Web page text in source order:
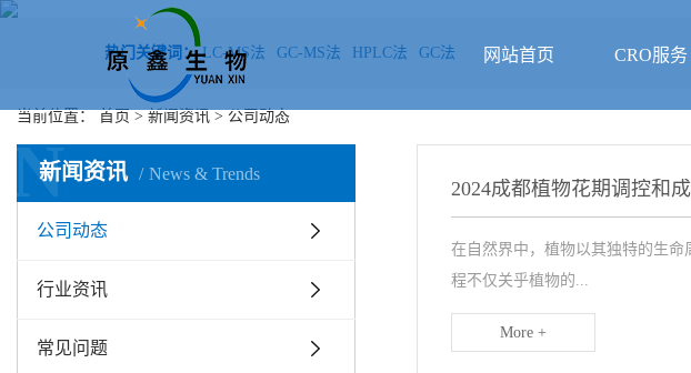
网站首页 CRO服务
热门关键词： LC-MS法 GC-MS法 HPLC法 GC法
当前位置： 首页 > 新闻资讯 > 公司动态
新闻资讯 News & Trends
N
公司动态
行业资讯
常见问题
2024成都植物花期调控和
在自然界中，植物以其独特的生
程不仅关乎植物的...
More +